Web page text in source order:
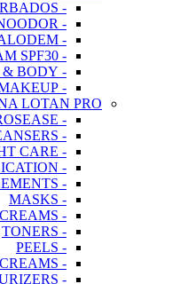
- BARBADOS
- CLEANOODOR
- ALODEM
- BB CREAM SPF30
- HAIR & BODY
- TREATMENT MAKEUP
LOTAN PRO
- ROSEASE
- CLEANSERS
- BRIGHTENING NIGHT CARE
- LOCAL APPLICATION
- SUPPLEMENTS
- MASKS
- EYE & NECK CREAMS
- TONERS
- PEELS
- NIGHT CREAMS
- MOISTURIZERS